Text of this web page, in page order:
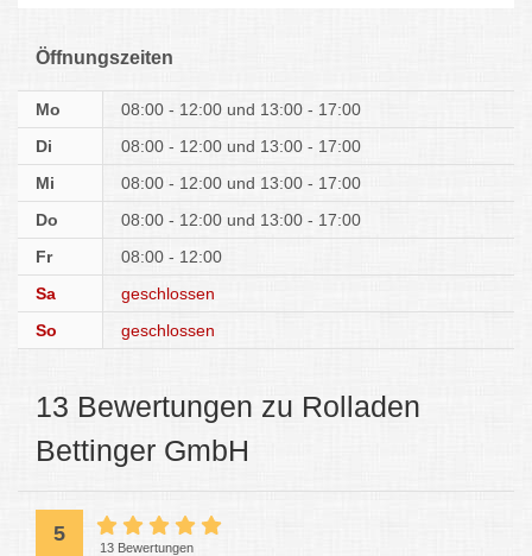
Öffnungszeiten
Mo 08:00 - 12:00
13:00 - 17:00
Di
08:00 - 12:00
13:00 - 17:00
Mi
08:00 - 12:00
13:00 - 17:00
Do
08:00 - 12:00
13:00 - 17:00
Fr
08:00 - 12:00
Sa
geschlossen
So
geschlossen
13 Bewertungen zu Rolladen
Bettinger GmbH
5
13 Bewertungen